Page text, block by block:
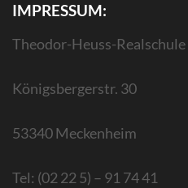
IMPRESSUM:
Theodor-Heuss-
Königsbergerstr. 30
53340 Meckenheim
Tel: (02 22 5) – 91 74 41